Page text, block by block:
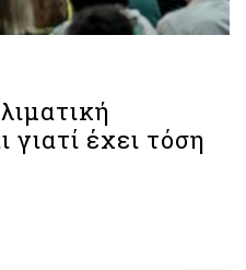
έχει τόση